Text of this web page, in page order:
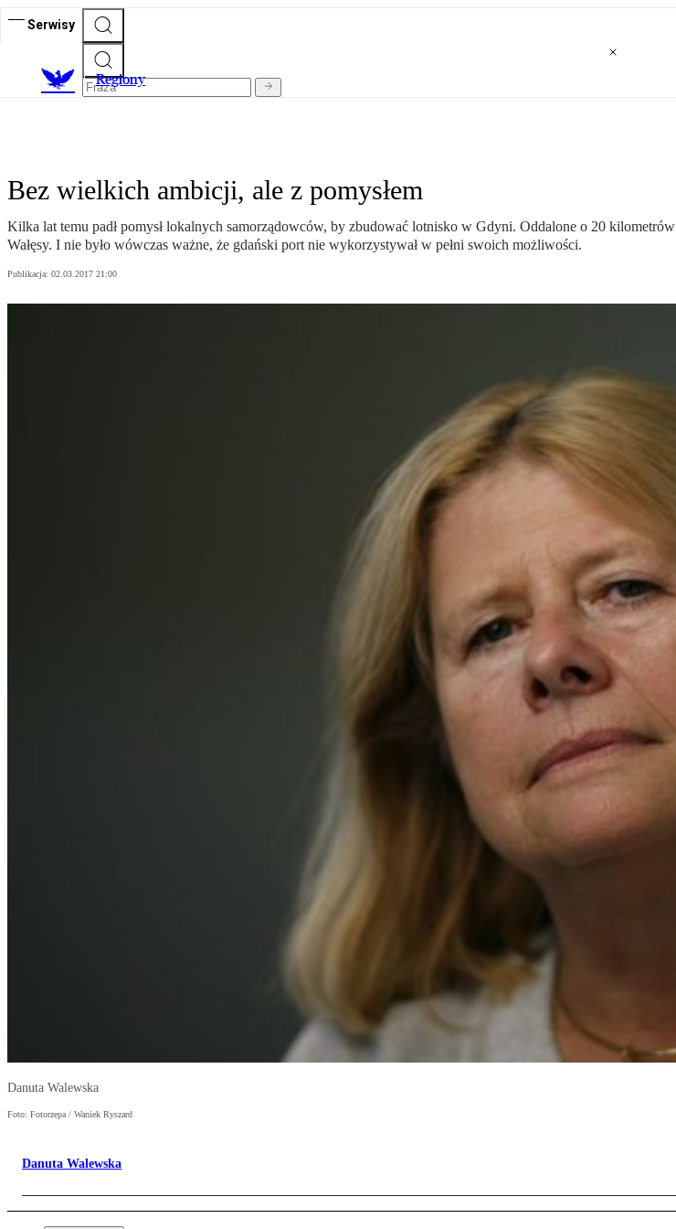
Serwisy
Regiony
Bez wielkich ambicji, ale z pomysłem
Kilka lat temu padł pomysł lokalnych samorządowców, by zbudować lotnisko w Gdyni. Oddalone o 20
Wałęsy. I nie było wówczas ważne, że gdański port nie wykorzystywał w pełni swoich możliwości.
Publikacja: 02.03.2017 21:00
Danuta Walewska
Foto: Fotorzepa / Waniek Ryszard
Danuta Walewska